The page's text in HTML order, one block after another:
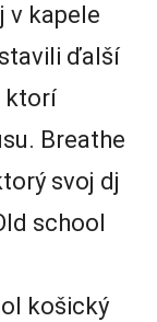
v kapele
ďalší
ktorí
Breathe
svoj dj
school
košický